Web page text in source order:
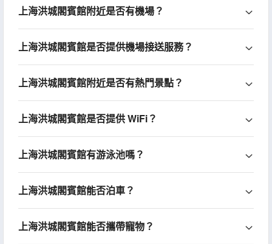
上海洪城閣賓館附近是否有機場？
上海洪城閣賓館是否提供機場接送服務？
上海洪城閣賓館附近是否有熱門景點？
上海洪城閣賓館是否提供 WiFi？
上海洪城閣賓館有游泳池嗎？
上海洪城閣賓館能否泊車？
上海洪城閣賓館能否攜帶寵物？